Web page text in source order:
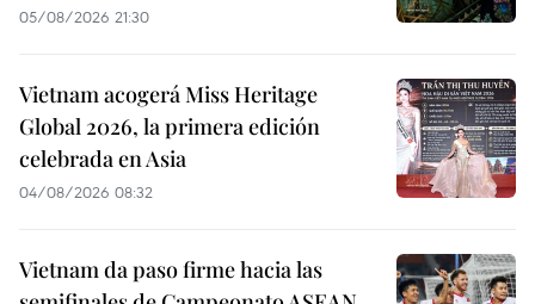
05/08/2026 21:30
Vietnam acogerá Miss Heritage
Global 2026, la primera edición
celebrada en Asia
04/08/2026 08:32
Vietnam da paso firme hacia las